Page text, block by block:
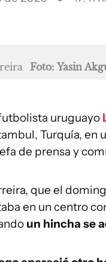
Foto: Yasin
uruguayo
Turquía, en
de prensa y
que el
en un centro
un hincha se